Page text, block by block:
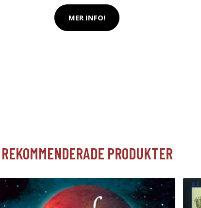
MER INFO!
REKOMMENDERADE PRODUKTER